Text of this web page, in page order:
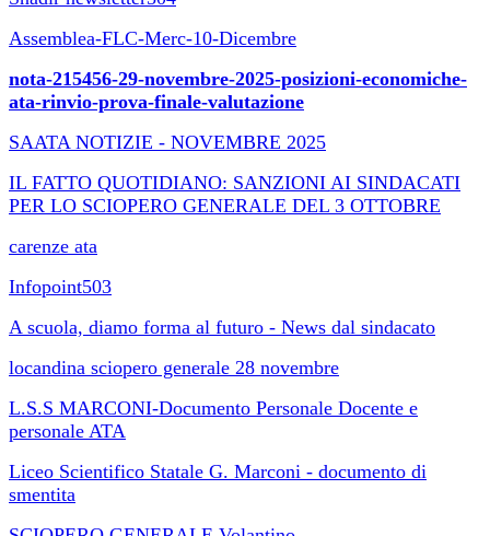
Assemblea-FLC-Merc-10-Dicembre
nota-215456-29-novembre-2025-posizioni-economiche-
ata-rinvio-prova-finale-valutazione
SAATA NOTIZIE - NOVEMBRE 2025
IL FATTO QUOTIDIANO: SANZIONI AI SINDACATI
PER LO SCIOPERO GENERALE DEL 3 OTTOBRE
carenze ata
Infopoint503
A scuola, diamo forma al futuro - News dal sindacato
locandina sciopero generale 28 novembre
L.S.S MARCONI-Documento Personale Docente e
personale ATA
Liceo Scientifico Statale G. Marconi - documento di
smentita